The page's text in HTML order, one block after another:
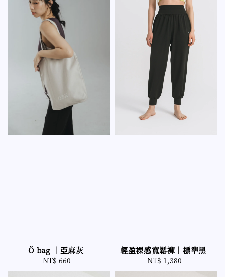
Ö bag ｜亞麻灰
Regular
price
NT$ 660
輕盈裸感寬鬆褲｜標準黑
Regular
price
NT$ 1,380